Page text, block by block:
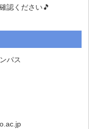
認ください🎵
パス